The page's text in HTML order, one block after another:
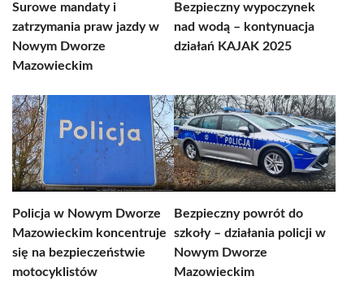
Surowe mandaty i
zatrzymania praw jazdy w
Nowym Dworze
Mazowieckim
Bezpieczny wypoczynek
nad wodą – kontynuacja
działań KAJAK 2025
Policja w Nowym Dworze
Mazowieckim koncentruje
się na bezpieczeństwie
motocyklistów
Bezpieczny powrót do
szkoły – działania policji w
Nowym Dworze
Mazowieckim